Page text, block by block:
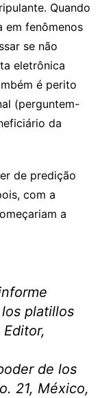
Quando
em fenômenos
se não
eletrônica
é perito
(perguntem-
da
de predição
com a
a
platillos
de los
21, México,